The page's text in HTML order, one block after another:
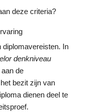
deze criteria?
diplomavereisten. In
denkniveau
de
bezit zijn van
dienen deel te